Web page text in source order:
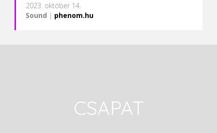
2023. október 14.
Sound | phenom.hu
CSAPAT